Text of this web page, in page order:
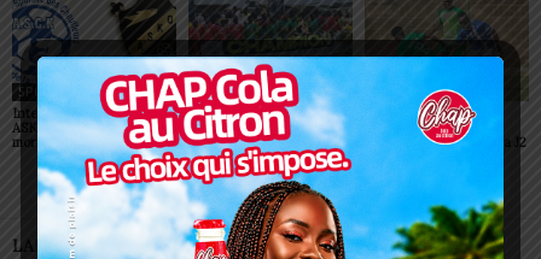
SPORT
Interclubs CAF: ASCK et
ASKO face à deux gros
morceaux
SPORT
Championnats scolaires :
le LETP Sokodé décroche
le titre national
Championnat D2 : des
surprises et des
confirmations lors de la J2
LAISSER UN COMMENTAIRE